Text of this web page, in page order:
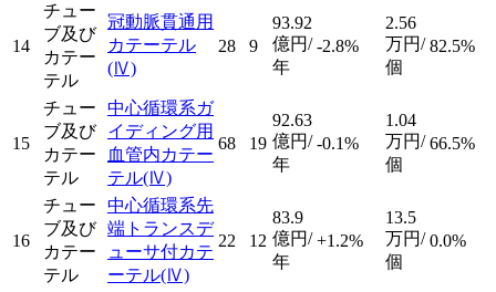
14
チュー
ブ及び
カテー
テル
冠動脈貫通用
カテーテル
(Ⅳ)
28 9
93.92
億円/
年
-2.8%
2.56
万円/
個
82.5%
15
チュー
ブ及び
カテー
テル
中心循環系ガ
イディング用
血管内カテー
テル(Ⅳ)
68 19
92.63
億円/
年
-0.1%
1.04
万円/
個
66.5%
16
チュー
ブ及び
カテー
テル
中心循環系先
端トランスデ
ューサ付カテ
ーテル(Ⅳ)
22 12
83.9
億円/
年
+1.2%
13.5
万円/
個
0.0%